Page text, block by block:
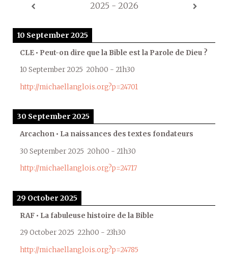
2025 - 2026
10 September 2025
CLE • Peut-on dire que la Bible est la Parole de Dieu ?
10 September 2025 20h00 - 21h30
http://michaellanglois.org?p=24701
30 September 2025
Arcachon • La naissances des textes fondateurs
30 September 2025 20h00 - 21h30
http://michaellanglois.org?p=24717
29 October 2025
RAF • La fabuleuse histoire de la Bible
29 October 2025 22h00 - 23h30
http://michaellanglois.org?p=24785